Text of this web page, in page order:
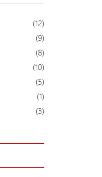
(12)
(9)
(8)
(10)
(5)
(1)
(3)